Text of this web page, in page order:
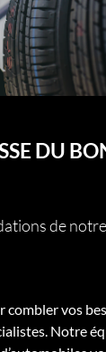
DU
de
combler vos
Notre